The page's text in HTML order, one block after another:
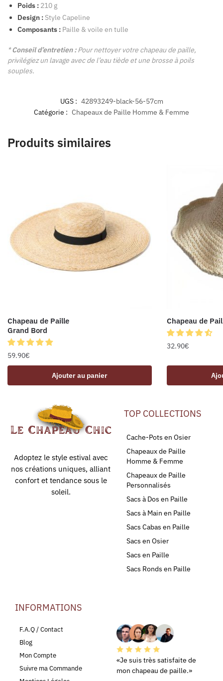
Poids : 210 g
Design : Style Capeline
Composants : Paille & voile en tulle
*Conseil d’entretien :Pour nettoyer votre chapeau de paille,
privilégiez un lavage avec de l’eau tiède et une brosse à poils
souples.
UGS : 42893249-black-56-57cm
Catégorie : Chapeaux de Paille Homme & Femme
Produits similaires
Chapeau de Paille
Grand Bord
59.90€
Ajouter au panier
Chapeau de
32.90€
Adoptez le style estival avec
nos créations uniques, alliant
confort et tendance sous le
soleil.
TOP COLLECTIONS
Cache-Pots en Osier
Chapeaux de Paille
Homme & Femme
Chapeaux de Paille
Personnalisés
Sacs à Dos en Paille
Sacs à Main en Paille
Sacs Cabas en Paille
Sacs en Osier
Sacs en Paille
Sacs Ronds en Paille
INFORMATIONS
F.A.Q / Contact
Blog
Mon Compte
Suivre ma Commande
«Je suis très satisfaite de
mon chapeau de paille.»